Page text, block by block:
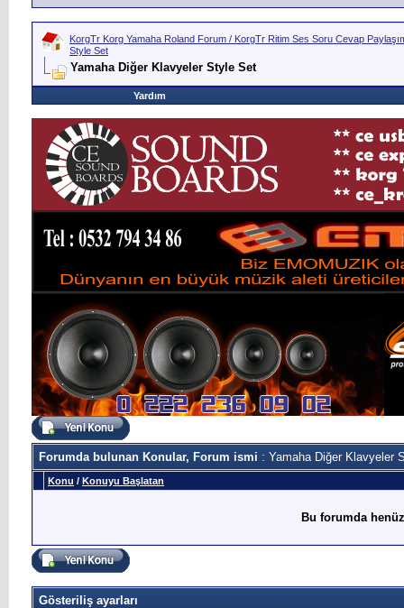
KorgTr Korg Yamaha Roland Forum / KorgTr Ritim Ses Soru Cevap
Style Set
Yamaha Diğer Klavyeler Style Set
Yardım
Forumda bulunan Konular, Forum ismi : Yamaha Diğer Klavyeler
Konu / Konuyu Başlatan
Bu forumda
Gösteriliş ayarları